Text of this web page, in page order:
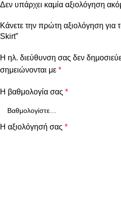
Δεν υπάρχει καμία αξιολόγηση
Κάνετε την πρώτη αξιολόγηση για
Skirt”
Η ηλ. διεύθυνση σας δεν
σημειώνονται με *
Η βαθμολογία σας *
Η αξιολόγησή σας *